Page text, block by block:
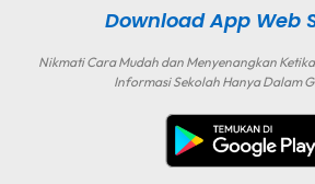
Download App Web
Nikmati Cara Mudah dan Menyenangkan
Informasi Sekolah Hanya Dalam